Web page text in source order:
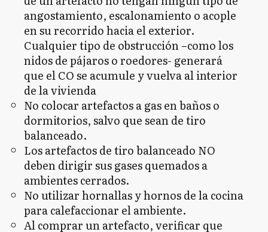
angostamiento, escalonamiento o acople
en su recorrido hacia el exterior.
Cualquier tipo de obstrucción –como los
nidos de pájaros o roedores- generará
que el CO se acumule y vuelva al interior
de la vivienda
No colocar artefactos a gas en baños o
dormitorios, salvo que sean de tiro
balanceado.
Los artefactos de tiro balanceado NO
deben dirigir sus gases quemados a
ambientes cerrados.
No utilizar hornallas y hornos de la cocina
para calefaccionar el ambiente.
Al comprar un artefacto, verificar que